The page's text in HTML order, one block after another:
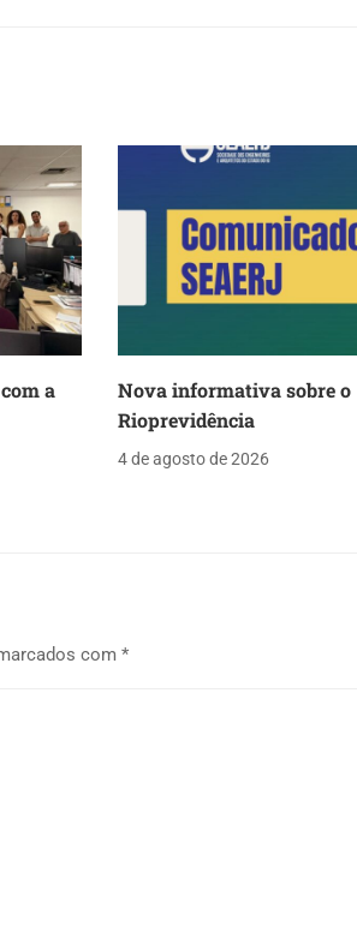
a
Nova informativa sobre o
Rioprevidência
4 de agosto de 2026
com *